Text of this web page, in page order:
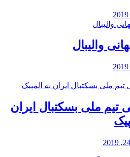
والیبال
تیم ملی بسکتبال ایران